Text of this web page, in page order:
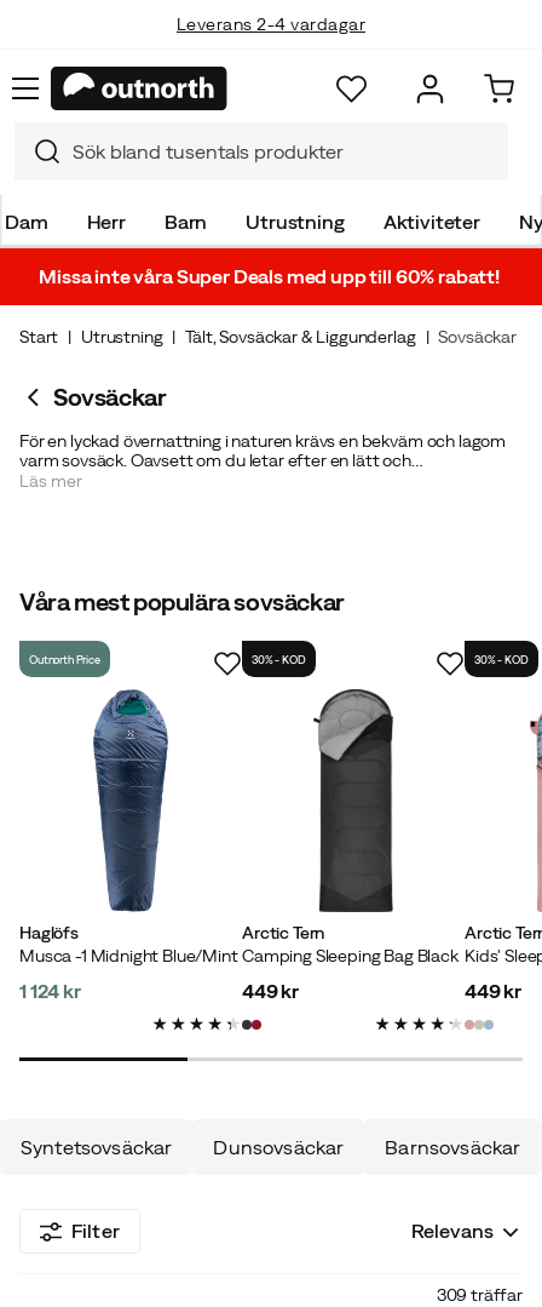
Fri frakt över 699 kr
Dam Herr Barn Utrustning Aktiviteter
Missa inte våra Super Deals med upp till 60% rabatt!
Start Utrustning Tält, Sovsäckar & Liggunderlag Sovsäckar
Sovsäckar
För en lyckad övernattning i naturen krävs en bekväm och lagom
varm sovsäck. Oavsett om du letar efter en lätt och
komprimerbar
Läs mer
Våra mest populära sovsäckar
Haglöfs
Musca -1 Midnight Blue/Mint
Outnorth Price
1 124 kr
Arctic Tern
Camping Sleeping Bag Black
30% - KOD
price
449 kr
Arctic
Kids'
30% - KOD
price
449 kr
Syntetsovsäckar Dunsovsäckar Barnsovsäckar
Filter Relevans
309 träffar